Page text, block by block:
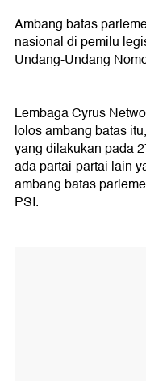
Ambang batas
nasional di pemilu
Undang-Undang
Lembaga Cyrus
lolos ambang batas
yang dilakukan pada
ada partai-partai lain
ambang batas
PSI.